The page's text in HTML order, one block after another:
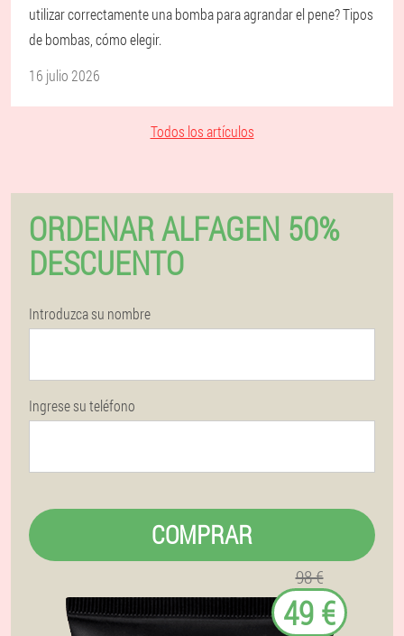
utilizar correctamente una bomba para agrandar el pene? Tipos
de bombas, cómo elegir.
16 julio 2026
Todos los artículos
ORDENAR ALFAGEN 50%
DESCUENTO
Introduzca su nombre
Ingrese su teléfono
COMPRAR
98 €
49 €